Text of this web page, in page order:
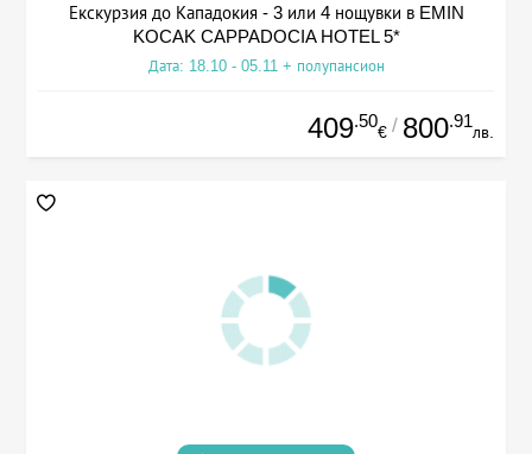
Екскурзия до Кападокия - 3 или 4 нощувки в EMIN
KOCAK CAPPADOCIA HOTEL 5*
Дата: 18.10 - 05.11 + полупансион
409.50
€ / 800.91
лв.